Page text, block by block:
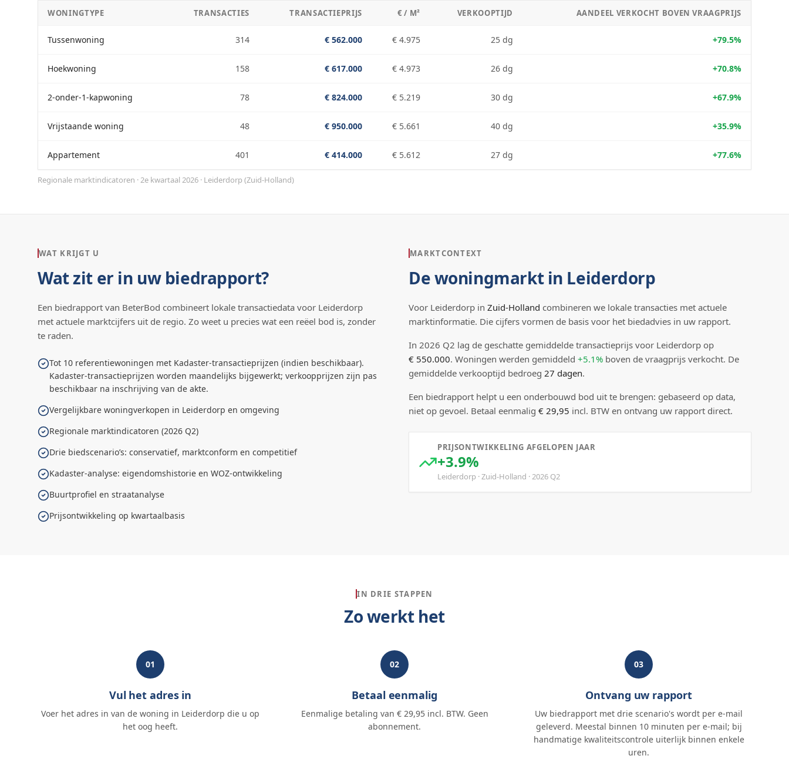
WONINGTYPE TRANSACTIES TRANSACTIEPRIJS € / M² VERKOOPTIJD AANDEEL VERKOCHT BOVEN VRAAGPRIJS
Tussenwoning 314 € 562.000 € 4.975 25 dg +79.5%
Hoekwoning 158 € 617.000 € 4.973 26 dg +70.8%
2-onder-1-kapwoning 78 € 824.000 € 5.219 30 dg +67.9%
Vrijstaande woning 48 € 950.000 € 5.661 40 dg +35.9%
Appartement 401 € 414.000 € 5.612 27 dg +77.6%
Regionale marktindicatoren · 2e kwartaal 2026 · Leiderdorp (Zuid-Holland)
WAT KRIJGT U
Wat zit er in uw biedrapport?
Een biedrapport van BeterBod combineert lokale transactiedata voor Leiderdorp
met actuele marktcijfers uit de regio. Zo weet u precies wat een reëel bod is, zonder
te raden.
Tot 10 referentiewoningen met Kadaster-transactieprijzen (indien beschikbaar).
Kadaster-transactieprijzen worden maandelijks bijgewerkt; verkoopprijzen zijn pas
beschikbaar na inschrijving van de akte.
Vergelijkbare woningverkopen in Leiderdorp en omgeving
Regionale marktindicatoren (2026 Q2)
Drie biedscenario’s: conservatief, marktconform en competitief
Kadaster-analyse: eigendomshistorie en WOZ-ontwikkeling
Buurtprofiel en straatanalyse
Prijsontwikkeling op kwartaalbasis
MARKTCONTEXT
De woningmarkt in Leiderdorp
Voor Leiderdorp in Zuid-Holland combineren we lokale transacties met actuele
marktinformatie. Die cijfers vormen de basis voor het biedadvies in uw rapport.
In 2026 Q2 lag de geschatte gemiddelde transactieprijs voor Leiderdorp op
€ 550.000. Woningen werden gemiddeld +5.1% boven de vraagprijs verkocht. De
gemiddelde verkooptijd bedroeg 27 dagen.
Een biedrapport helpt u een onderbouwd bod uit te brengen: gebaseerd op data,
niet op gevoel. Betaal eenmalig € 29,95 incl. BTW en ontvang uw rapport direct.
PRIJSONTWIKKELING AFGELOPEN JAAR
+3.9%
Leiderdorp ·Zuid-Holland ·2026 Q2
IN DRIE STAPPEN
Zo werkt het
01
Vul het adres in
Voer het adres in van de woning in Leiderdorp die u op
het oog heeft.
02
Betaal eenmalig
Eenmalige betaling van € 29,95 incl. BTW. Geen
abonnement.
03
Ontvang uw rapport
Uw biedrapport met drie scenario's wordt per e-mail
geleverd. Meestal binnen 10 minuten per e-mail; bij
handmatige kwaliteitscontrole uiterlijk binnen enkele
uren.